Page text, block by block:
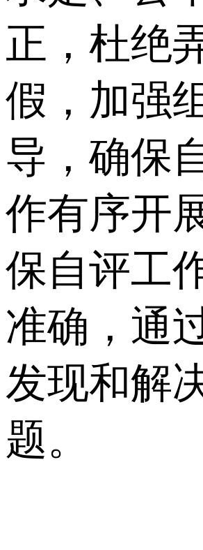
正，杜绝
假，加强
导，确保
作有序开
保自评工
准确，通
发现和解
题。